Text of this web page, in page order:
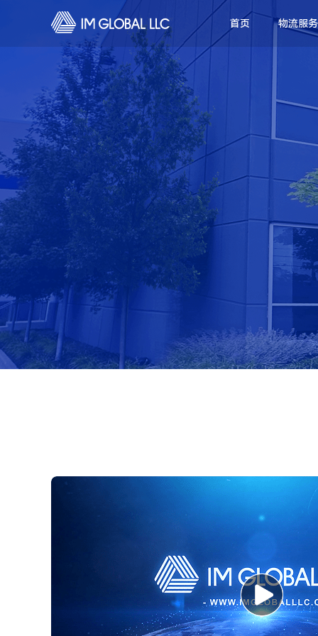
首页 物流服务